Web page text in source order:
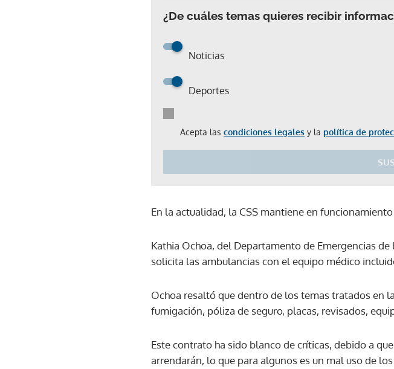
¿De cuáles temas quieres recibir
Noticias
Deportes
Acepta las condiciones legales y la política de
En la actualidad, la CSS mantiene en
Kathia Ochoa, del Departamento de Emergencias
solicita las ambulancias con el equipo médico
Ochoa resaltó que dentro de los temas tratados en
fumigación, póliza de seguro, placas, revisados,
Este contrato ha sido blanco de críticas, debido a
arrendarán, lo que para algunos es un mal uso de